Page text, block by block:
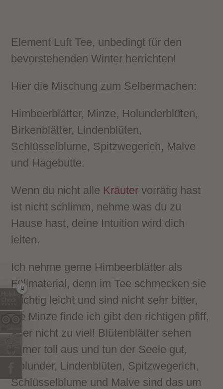
Element Luft Tee, unbedingt für den
bevorstehenden Winter herrichten!
Hier die Mischung zum Selbermachen:
Himbeerblätter, Minze, Holunderblüten,
Birkenblätter, Lindenblüten,
Schlüsselblume, Spitzwegerich, Malve
und Hagebutte.
Wenn du nicht alle Kräuter vorrätig hast
ist nicht schlimm, nehme was du zu
Hause hast, deine Intuition wird dich
leiten.
Ich nehme gerne Himbeerblätter als
Füllmaterial, denn im Tee schmecken sie
fruchtig leicht und sind nicht sehr bitter,
die Minze finde ich gibt den richtigen pfiff,
aber nicht zu viel! Blütenblätter sehen
immer toll aus und tun der Seele gut,
Holunder, Lindenblüten, Spitzwegerich,
Schlüsselblume und Malve sind das um